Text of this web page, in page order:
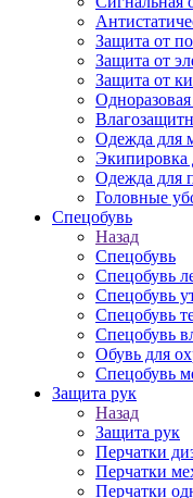
Защита от
Защита от
Защита от
Одежда для
Экипировка
Одежда для
Головные
Спецобувь
Назад
Спецобувь
Спецобувь
Спецобувь
Спецобувь
Спецобувь
Обувь для
Спецобувь
Защита рук
Назад
Защита рук
Перчатки
Перчатки
Перчатки